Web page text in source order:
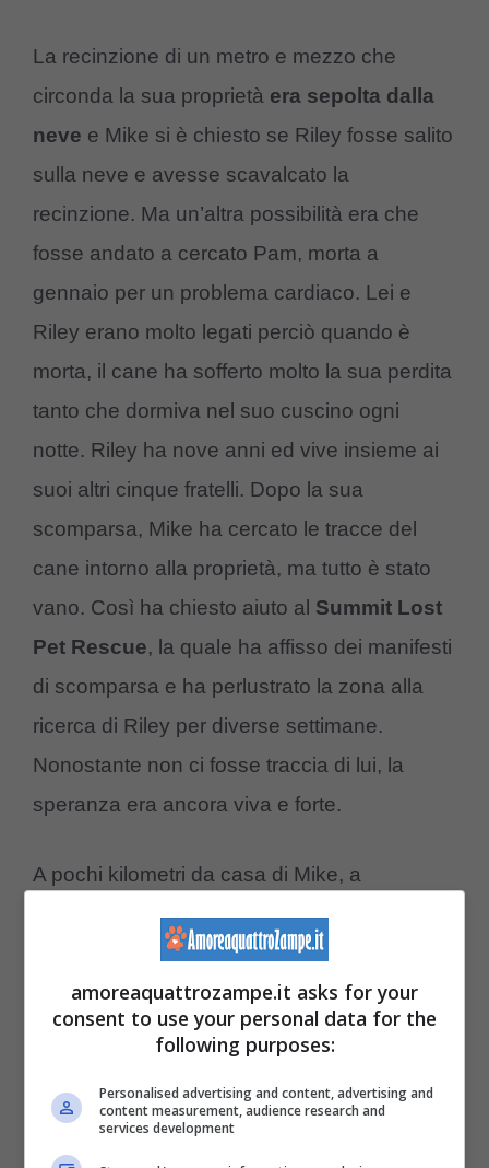
La recinzione di un metro e mezzo che
circonda la sua proprietà era sepolta dalla
neve e Mike si è chiesto se Riley fosse salito
sulla neve e avesse scavalcato la
recinzione. Ma un’altra possibilità era che
fosse andato a cercato Pam, morta a
gennaio per un problema cardiaco. Lei e
Riley erano molto legati perciò quando è
morta, il cane ha sofferto molto la sua perdita
tanto che dormiva nel suo cuscino ogni
notte. Riley ha nove anni ed vive insieme ai
suoi altri cinque fratelli. Dopo la sua
scomparsa, Mike ha cercato le tracce del
cane intorno alla proprietà, ma tutto è stato
vano. Così ha chiesto aiuto al Summit Lost
Pet Rescue, la quale ha affisso dei manifesti
di scomparsa e ha perlustrato la zona alla
ricerca di Riley per diverse settimane.
Nonostante non ci fosse traccia di lui, la
speranza era ancora viva e forte.
A pochi kilometri da casa di Mike, a
Breckenridge, viveva da pochi mesi
il quale il 14 maggio aveva deciso di
andare a fare un escursione. Proprio durante
l’uscita a 3.600 metri su una montagna del
sembrato di sentire un debole guaito di un
cane. Attraversando una radura ha notato un
amoreaquattrozampe.it asks for your
consent to use your personal data for the
following purposes:
Personalised advertising and content, advertising and
content measurement, audience research and
services development